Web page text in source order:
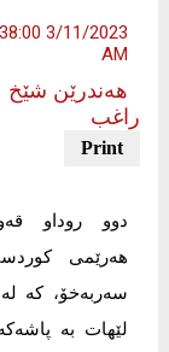
9:38:00
AM
هەندرێن شێخ
راغب
دوو روداو
هەرێمی
لێهات بە